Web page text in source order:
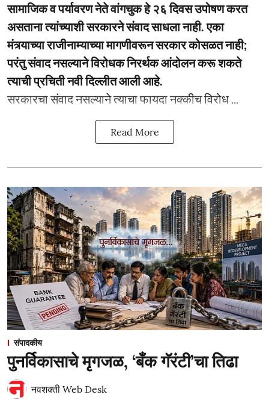
सामाजिक व पर्यावरण नेते वांगचुक हे २६ दिवस उपोषण करत
असताना त्यांच्याशी सरकारने संवाद साधला नाही. एका
मंत्र्याच्या राजीनाम्याच्या मागणीवरून सरकार कोसळत नाही;
परंतु संवाद नसल्याने विरोधक निरर्थक आंदोलन करू शकते
त्याची प्रचिती नवी दिल्लीत आली आहे.
सरकारचा संवाद नसल्याने त्याचा फायदा नक्कीच विरोध ...
Read More
संपादकीय
पुनर्विकासाचे मृगजळ, ‘बँक गॅरंटी’चा तिढा
नवशक्ती Web Desk